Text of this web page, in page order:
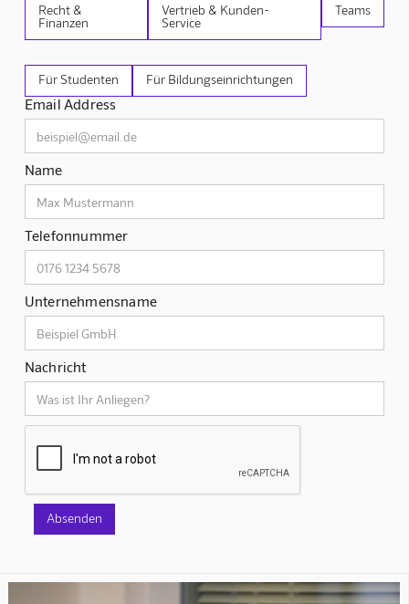
Recht &
Finanzen
Vertrieb & Kunden-
Service
Teams
Für Studenten Für Bildungseinrichtungen
Email Address
Name
Telefonnummer
Unternehmensname
Nachricht